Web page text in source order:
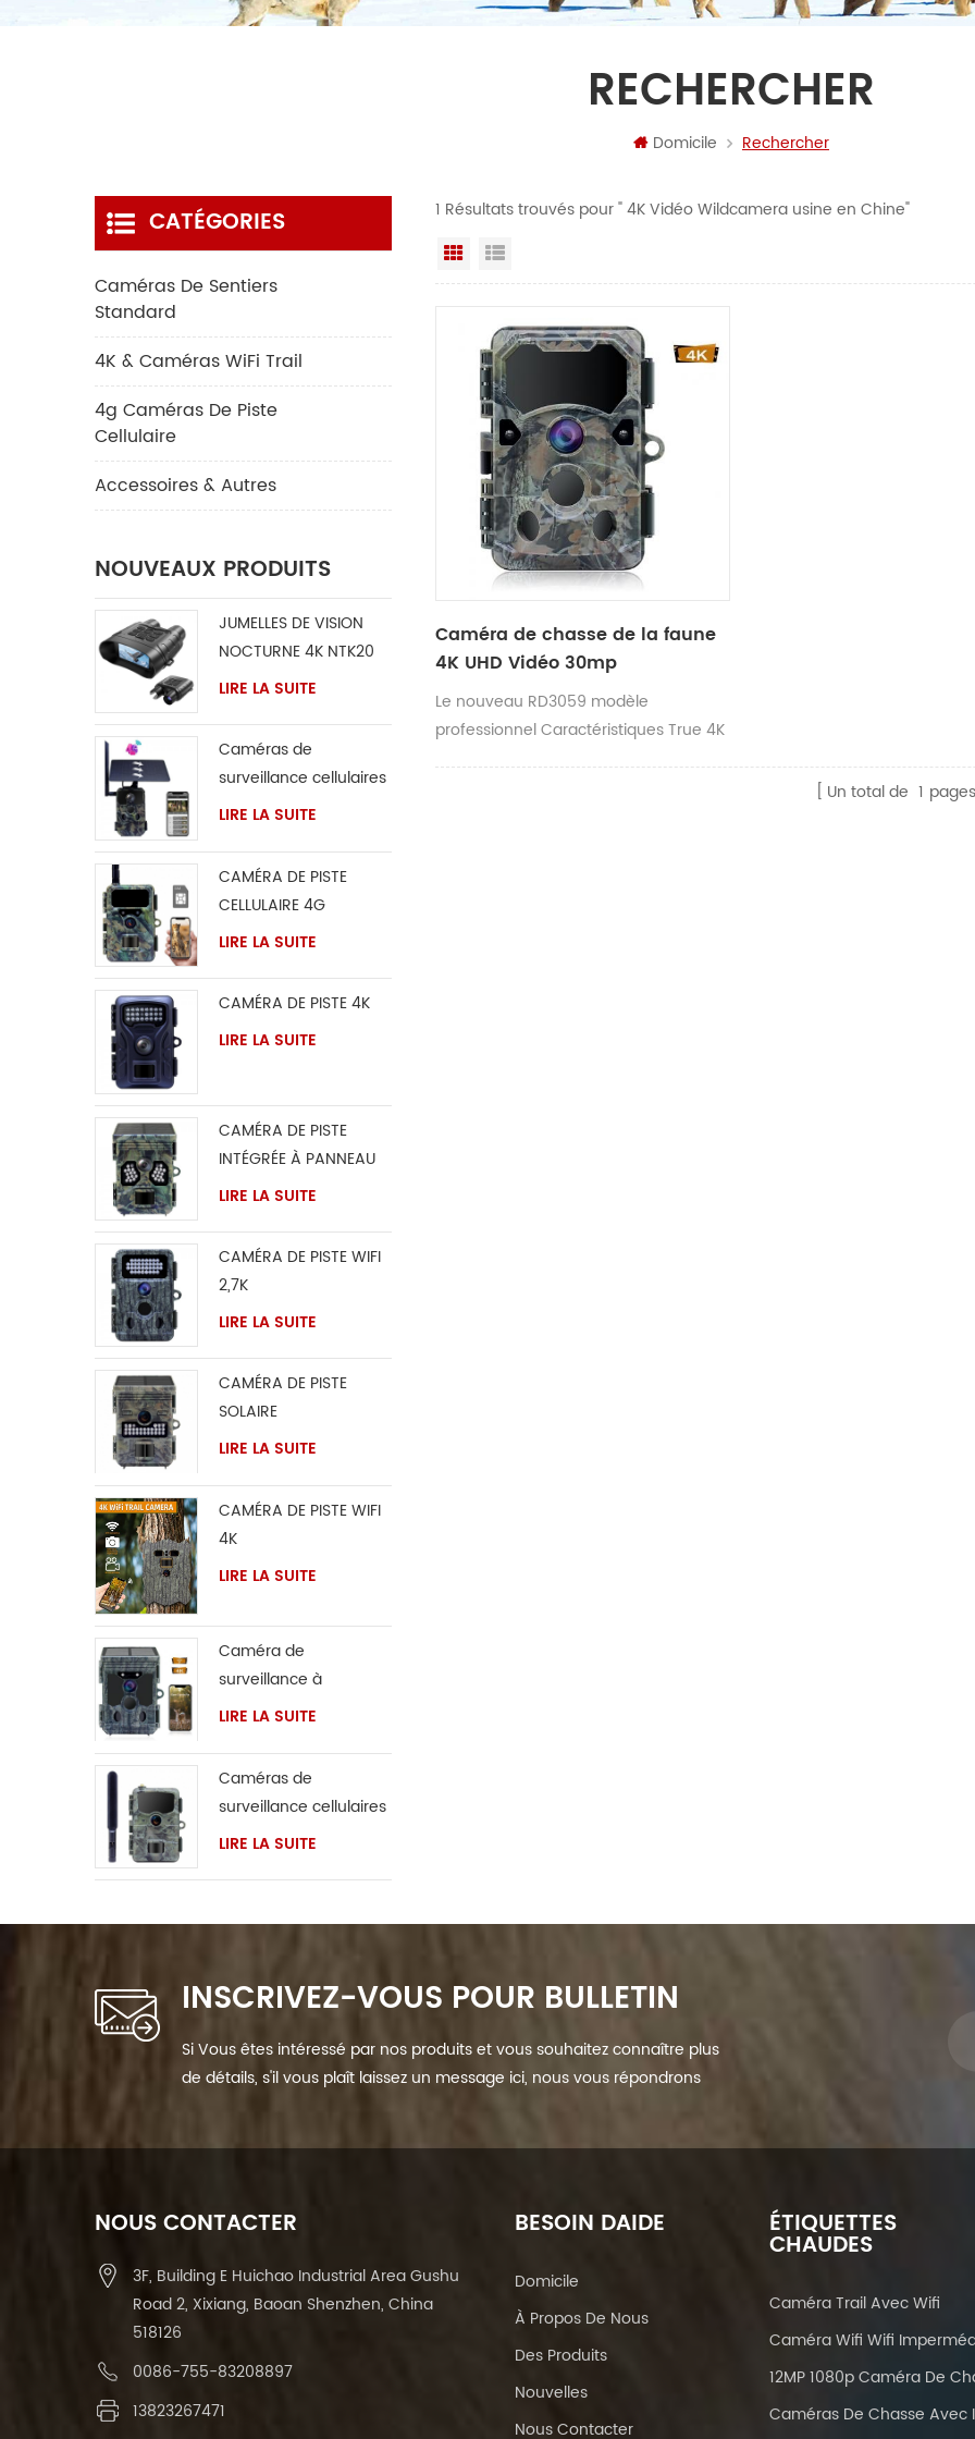
RECHERCHER
Domicile Rechercher
1 Résultats trouvés pour " 4K Vidéo Wildcamera usine en Chine"
Grille
Caméra de chasse de la faune
4K UHD Vidéo 30mp
Le nouveau RD3059 modèle
professionnel Caractéristiques True 4K
Un total de 1 pages
CATÉGORIES
Caméras De Sentiers
Standard
4K & Caméras WiFi Trail
4g Caméras De Piste
Cellulaire
Accessoires & Autres
NOUVEAUX PRODUITS
JUMELLES DE VISION
NOCTURNE 4K NTK20
LIRE LA SUITE
Caméras de
surveillance cellulaires
4G LTE
LIRE LA SUITE
CAMÉRA DE PISTE
CELLULAIRE 4G
LIRE LA SUITE
CAMÉRA DE PISTE 4K
LIRE LA SUITE
CAMÉRA DE PISTE
INTÉGRÉE À PANNEAU
SOLAIRE 4K
LIRE LA SUITE
CAMÉRA DE PISTE WIFI
2,7K
LIRE LA SUITE
CAMÉRA DE PISTE
SOLAIRE
LIRE LA SUITE
CAMÉRA DE PISTE WIFI
4K
LIRE LA SUITE
Caméra de
surveillance à
panneau solaire
LIRE LA SUITE
Caméras de
surveillance cellulaires
4G
LIRE LA SUITE
INSCRIVEZ-VOUS POUR BULLETIN
Si Vous êtes intéressé par nos produits et vous souhaitez connaître plus
de détails, s'il vous plaît laissez un message ici, nous vous répondrons
NOUS CONTACTER
3F, Building E Huichao Industrial Area Gushu
Road 2, Xixiang, Baoan Shenzhen, China
518126
0086-755-83208897
13823267471
BESOIN DAIDE
Domicile
À Propos De Nous
Des Produits
Nouvelles
Nous Contacter
ÉTIQUETTES
CHAUDES
Caméra Trail Avec Wifi